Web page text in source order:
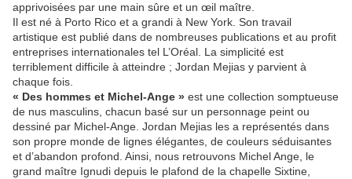
apprivoisées par une main sûre et un œil maître.
Il est né à Porto Rico et a grandi à New York. Son travail
artistique est publié dans de nombreuses publications et au profit
entreprises internationales tel L’Oréal. La simplicité est
terriblement difficile à atteindre ; Jordan Mejias y parvient à
chaque fois.
« Des hommes et Michel-Ange » est une collection somptueuse
de nus masculins, chacun basé sur un personnage peint ou
dessiné par Michel-Ange. Jordan Mejias les a représentés dans
son propre monde de lignes élégantes, de couleurs séduisantes
et d’abandon profond. Ainsi, nous retrouvons Michel Ange, le
grand maître Ignudi depuis le plafond de la chapelle Sixtine,